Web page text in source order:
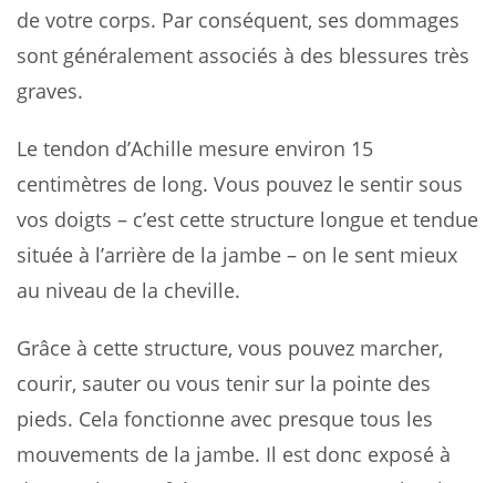
de votre corps. Par conséquent, ses dommages
sont généralement associés à des blessures très
graves.
Le tendon d’Achille mesure environ 15
centimètres de long. Vous pouvez le sentir sous
vos doigts – c’est cette structure longue et tendue
située à l’arrière de la jambe – on le sent mieux
au niveau de la cheville.
Grâce à cette structure, vous pouvez marcher,
courir, sauter ou vous tenir sur la pointe des
pieds. Cela fonctionne avec presque tous les
mouvements de la jambe. Il est donc exposé à